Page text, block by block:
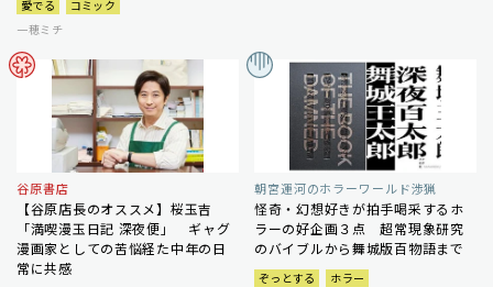
愛でる
コミック
一穂ミチ
谷原書店
【谷原店長のオススメ】桜玉吉
「満喫漫玉日記 深夜便」 ギャグ
漫画家としての苦悩経た中年の日
常に共感
朝宮運河のホラーワールド渉猟
怪奇・幻想好きが拍手喝采するホ
ラーの好企画３点 超常現象研究
のバイブルから舞城版百物語まで
ぞっとする
ホラー